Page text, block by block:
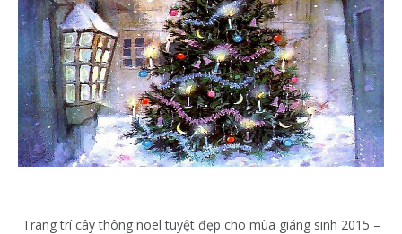
Trang trí cây thông noel tuyệt đẹp cho mùa giáng sinh 2015 –